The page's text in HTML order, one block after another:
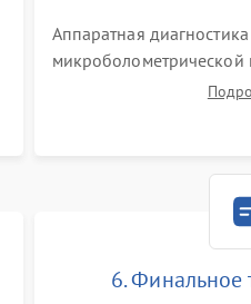
Аппаратная диагностика
обработки
6. Финальное